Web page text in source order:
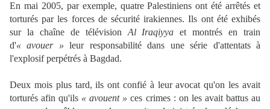
En mai 2005, par exemple, quatre Palestiniens ont été arrêtés et
torturés par les forces de sécurité irakiennes. Ils ont été exhibés
sur la chaîne de télévision Al Iraqiyya et montrés en train
d'« avouer » leur responsabilité dans une série d'attentats à
l'explosif perpétrés à Bagdad.
Deux mois plus tard, ils ont confié à leur avocat qu'on les avait
torturés afin qu'ils « avouent » ces crimes : on les avait battus au